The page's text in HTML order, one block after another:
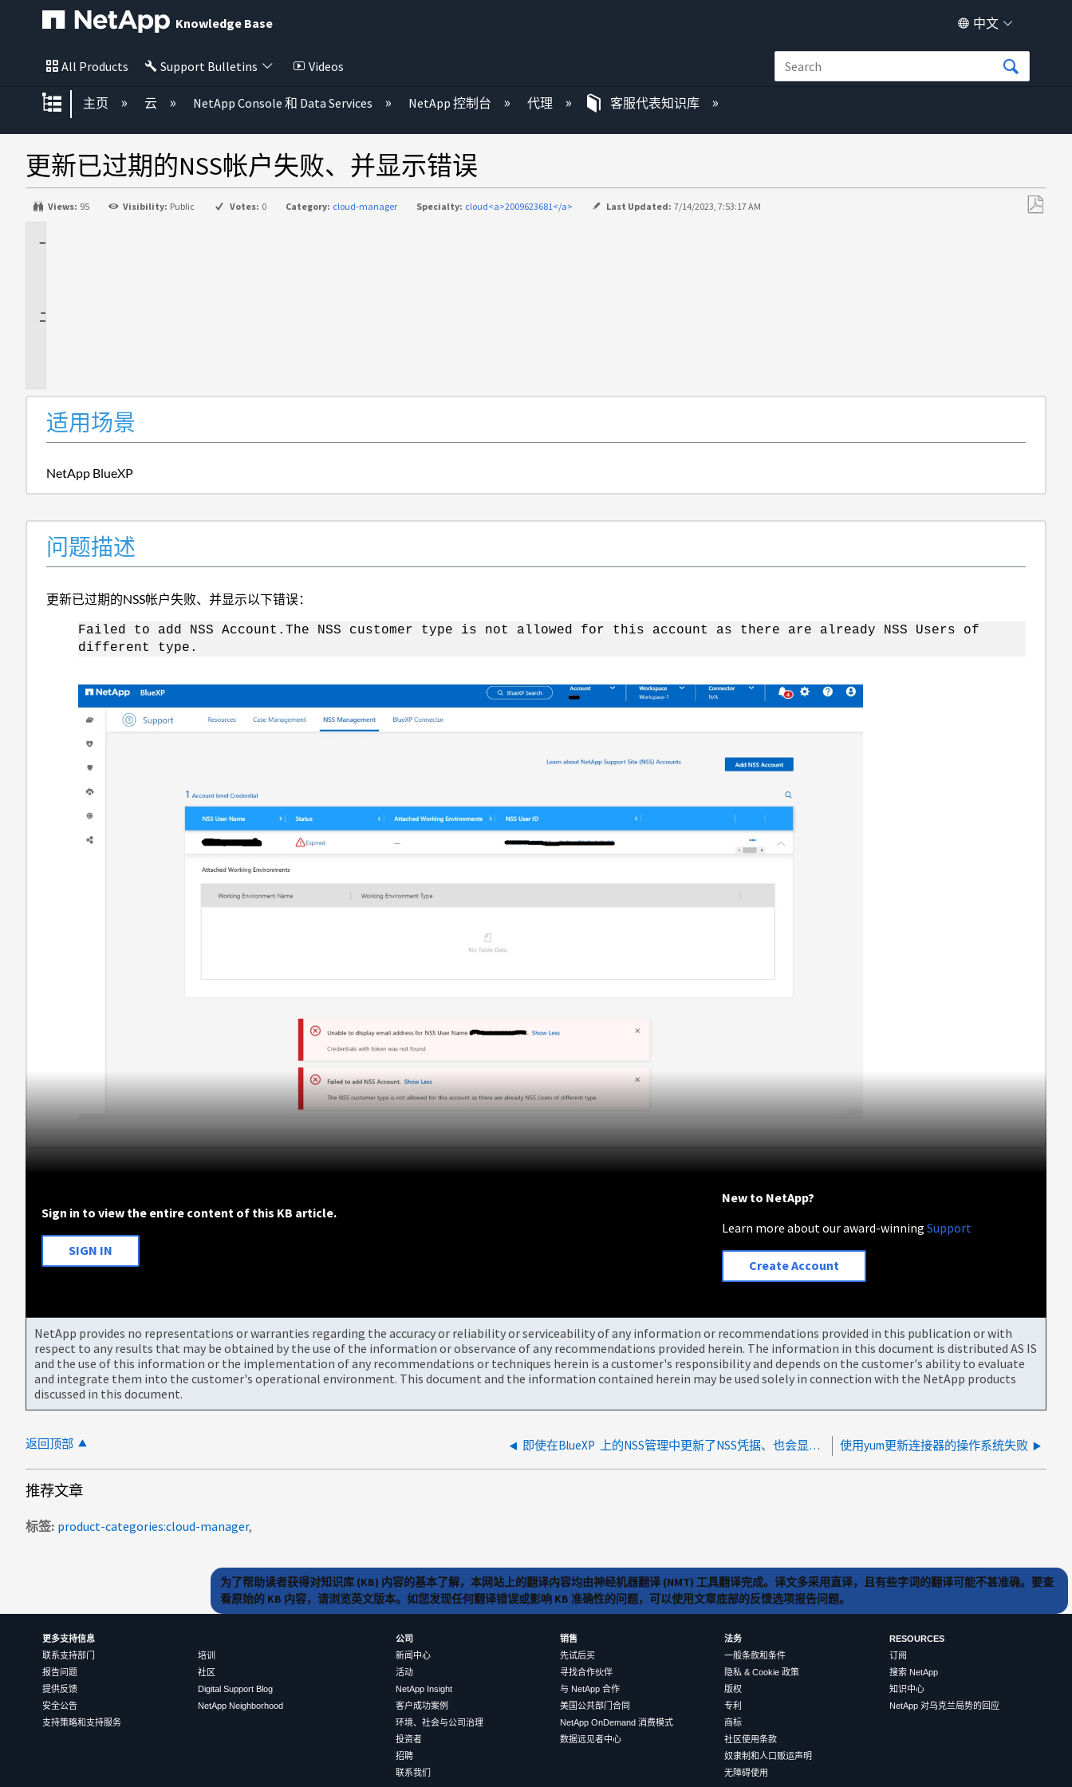
Knowledge Base 中文
All Products Support Bulletins Videos
扩展/隐缩全局层次
主页 云 NetApp Console 和 Data Services NetApp 控制台 代理 客服代表知识库
更新已过期的NSS帐户失败、并显示错误
Views: 95 Visibility: Public Votes: 0 Category: cloud-manager Specialty: cloud<a>2009623681</a> Last Updated: 7/14/2023, 7:53:17 AM
适用场景
NetApp BlueXP
问题描述
更新已过期的NSS帐户失败、并显示以下错误：
Failed to add NSS Account.The NSS customer type is not allowed for this account as there are already NSS Users of
different type.
Sign in to view the entire content of this KB article.
SIGN IN
New to NetApp?
Learn more about our award-winningSupport
Create Account
NetApp provides no representations or warranties regarding the accuracy or reliability or serviceability of any information or recommendations provided in this publication or with
respect to any results that may be obtained by the use of the information or observance of any recommendations provided herein. The information in this document is distributed AS IS
and the use of this information or the implementation of any recommendations or techniques herein is a customer's responsibility and depends on the customer's ability to evaluate
and integrate them into the customer's operational environment. This document and the information contained herein may be used solely in connection with the NetApp products
discussed in this document.
返回顶部 即使在BlueXP 上的NSS管理中更新了NSS凭据、也会显示"更新您的NSS帐户"通知 使用yum更新连接器的操作系统失败
推荐文章
标签 product-categories:cloud-manager
为了帮助读者获得对知识库 (KB) 内容的基本了解，本网站上的翻译内容均由神经机器翻译 (NMT) 工具翻译完成。译文多采用直译，且有些字词的翻译可能不甚准确。要查
看原始的 KB 内容，请浏览英文版本。如您发现任何翻译错误或影响 KB 准确性的问题，可以使用文章底部的反馈选项报告问题。
更多支持信息
联系支持部门
报告问题
提供反馈
安全公告
支持策略和支持服务
培训
社区
Digital Support Blog
NetApp Neighborhood
公司
新闻中心
活动
NetApp Insight
客户成功案例
环境、社会与公司治理
投资者
招聘
联系我们
销售
先试后买
寻找合作伙伴
与 NetApp 合作
美国公共部门合同
NetApp OnDemand 消费模式
数据远见者中心
法务
一般条款和条件
隐私 & Cookie 政策
版权
专利
商标
社区使用条款
奴隶制和人口贩运声明
无障碍使用
RESOURCES
订阅
搜索 NetApp
知识中心
NetApp 对乌克兰局势的回应